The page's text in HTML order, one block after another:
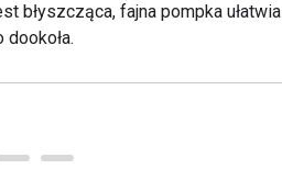
błyszcząca, fajna pompka ułatwia